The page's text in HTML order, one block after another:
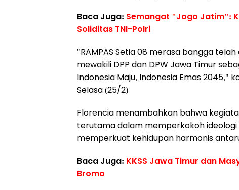
Baca Juga: Semangat "Jogo Jatim":
Soliditas TNI-Polri
"RAMPAS Setia 08 merasa bangga
mewakili DPP dan DPW Jawa Timur
Indonesia Maju, Indonesia Emas 2045,"
Selasa (25/2)
Florencia menambahkan bahwa
terutama dalam memperkokoh ideologi
memperkuat kehidupan harmonis
Baca Juga: KKSS Jawa Timur dan
Bromo